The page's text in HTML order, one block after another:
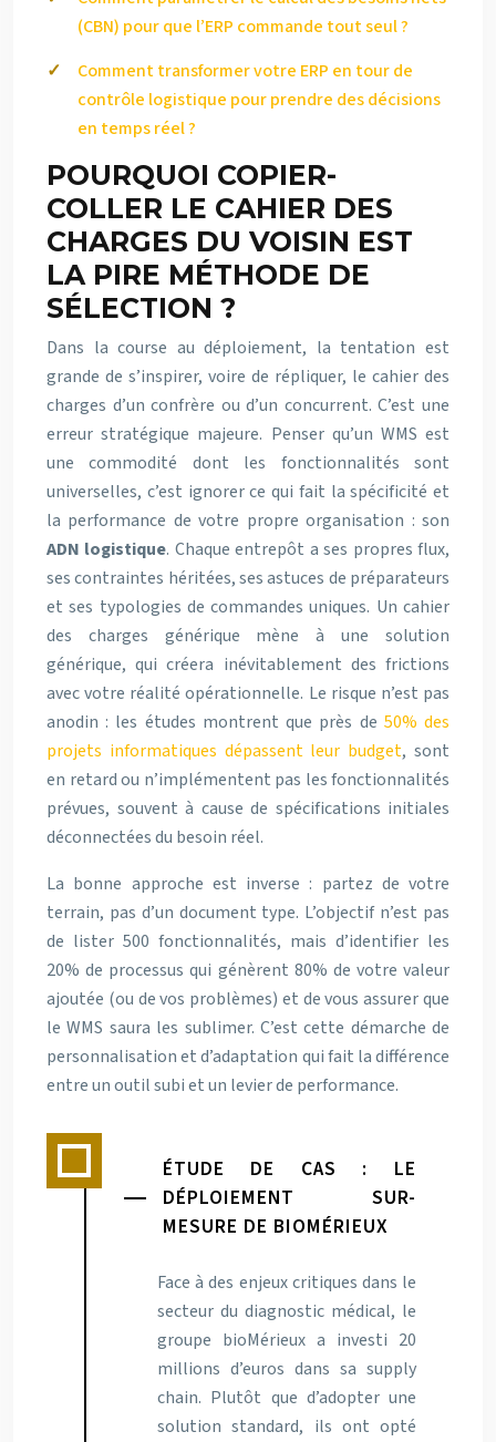
(CBN) pour que l’ERP commande tout seul ?
Comment transformer votre ERP en tour de
contrôle logistique pour prendre des décisions
en temps réel ?
POURQUOI COPIER-
COLLER LE CAHIER DES
CHARGES DU VOISIN EST
LA PIRE MÉTHODE DE
SÉLECTION ?
Dans la course au déploiement, la tentation est
grande de s’inspirer, voire de répliquer, le cahier des
charges d’un confrère ou d’un concurrent. C’est une
erreur stratégique majeure. Penser qu’un WMS est
une commodité dont les fonctionnalités sont
universelles, c’est ignorer ce qui fait la spécificité et
la performance de votre propre organisation : son
ADN logistique. Chaque entrepôt a ses propres flux,
ses contraintes héritées, ses astuces de préparateurs
et ses typologies de commandes uniques. Un cahier
des charges générique mène à une solution
générique, qui créera inévitablement des frictions
avec votre réalité opérationnelle. Le risque n’est pas
anodin : les études montrent que près de 50% des
projets informatiques dépassent leur budget, sont
en retard ou n’implémentent pas les fonctionnalités
prévues, souvent à cause de spécifications initiales
déconnectées du besoin réel.
La bonne approche est inverse : partez de votre
terrain, pas d’un document type. L’objectif n’est pas
de lister 500 fonctionnalités, mais d’identifier les
20% de processus qui génèrent 80% de votre valeur
ajoutée (ou de vos problèmes) et de vous assurer que
le WMS saura les sublimer. C’est cette démarche de
personnalisation et d’adaptation qui fait la différence
entre un outil subi et un levier de performance.
ÉTUDE DE CAS : LE
DÉPLOIEMENT SUR-
MESURE DE BIOMÉRIEUX
Face à des enjeux critiques dans le
secteur du diagnostic médical, le
groupe bioMérieux a investi 20
millions d’euros dans sa supply
chain. Plutôt que d’adopter une
solution standard, ils ont opté